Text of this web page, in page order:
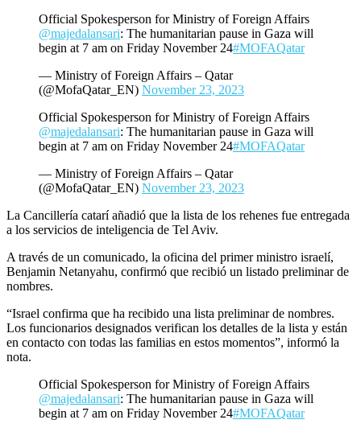
Official Spokesperson for Ministry of Foreign Affairs
@majedalansari: The humanitarian pause in Gaza will
begin at 7 am on Friday November 24#MOFAQatar
— Ministry of Foreign Affairs – Qatar
(@MofaQatar_EN) November 23, 2023
Official Spokesperson for Ministry of Foreign Affairs
@majedalansari: The humanitarian pause in Gaza will
begin at 7 am on Friday November 24#MOFAQatar
— Ministry of Foreign Affairs – Qatar
(@MofaQatar_EN) November 23, 2023
La Cancillería catarí añadió que la lista de los rehenes fue entregada
a los servicios de inteligencia de Tel Aviv.
A través de un comunicado, la oficina del primer ministro israelí,
Benjamin Netanyahu, confirmó que recibió un listado preliminar de
nombres.
“Israel confirma que ha recibido una lista preliminar de nombres.
Los funcionarios designados verifican los detalles de la lista y están
en contacto con todas las familias en estos momentos”, informó la
nota.
Official Spokesperson for Ministry of Foreign Affairs
@majedalansari: The humanitarian pause in Gaza will
begin at 7 am on Friday November 24#MOFAQatar